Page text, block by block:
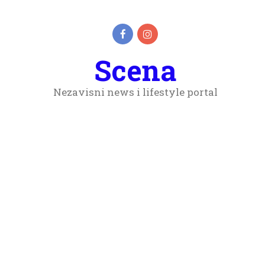
Scena
Nezavisni news i lifestyle portal